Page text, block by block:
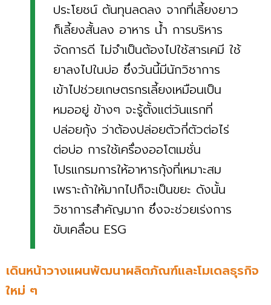
ประโยชน์ ต้นทุนลดลง จากที่เลี้ยงยาว
ก็เลี้ยงสั้นลง อาหาร น้ำ การบริหาร
จัดการดี ไม่จําเป็นต้องไปใช้สารเคมี ใช้
ยาลงไปในบ่อ ซึ่งวันนี้มีนักวิชาการ
เข้าไปช่วยเกษตรกรเลี้ยงเหมือนเป็น
หมออยู่ ข้างๆ จะรู้ตั้งแต่วันเเรกที่
ปล่อยกุ้ง ว่าต้องปล่อยตัวกี่ตัวต่อไร่
ต่อบ่อ การใช้เครื่องออโตเมชั่น
โปรแกรมการให้อาหารกุ้งที่เหมาะสม
เพราะถ้าให้มากไปก็จะเป็นขยะ ดังนั้น
วิชาการสําคัญมาก ซึ่งจะช่วยเร่งการ
ขับเคลื่อน ESG
เดินหน้าวางแผนพัฒนาผลิตภัณฑ์และโมเดลธุรกิจ
ใหม่ ๆ